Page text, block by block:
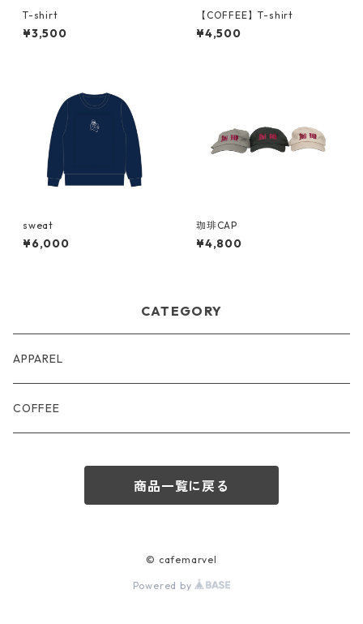
T-shirt
¥3,500
【COFFEE】T-shirt
¥4,500
sweat
¥6,000
珈琲CAP
¥4,800
CATEGORY
APPAREL
COFFEE
商品一覧に戻る
© cafemarvel
Powered by